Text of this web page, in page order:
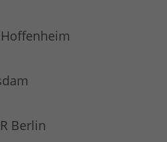
Berlin